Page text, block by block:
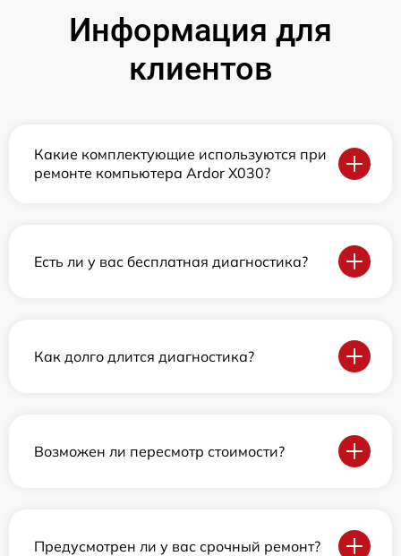
Информация для
клиентов
Какие комплектующие используются при
ремонте компьютера Ardor X030?
Есть ли у вас бесплатная диагностика?
Как долго длится диагностика?
Возможен ли пересмотр стоимости?
Предусмотрен ли у вас срочный ремонт?